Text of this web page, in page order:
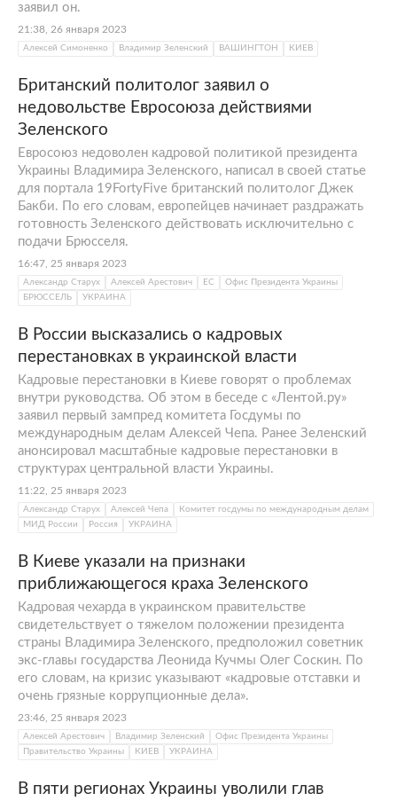
заявил он.
21:38, 26 января 2023
Алексей Симоненко Владимир Зеленский ВАШИНГТОН КИЕВ
Британский политолог заявил о
недовольстве Евросоюза действиями
Зеленского
Евросоюз недоволен кадровой политикой президента
Украины Владимира Зеленского, написал в своей статье
для портала 19FortyFive британский политолог Джек
Бакби. По его словам, европейцев начинает раздражать
готовность Зеленского действовать исключительно с
подачи Брюсселя.
16:47, 25 января 2023
Александр Старух Алексей Арестович ЕС
Офис Президента Украины
БРЮССЕЛЬ
УКРАИНА
В России высказались о кадровых
перестановках в украинской власти
Кадровые перестановки в Киеве говорят о проблемах
внутри руководства. Об этом в беседе с «Лентой.ру»
заявил первый зампред комитета Госдумы по
международным делам Алексей Чепа. Ранее Зеленский
анонсировал масштабные кадровые перестановки в
структурах центральной власти Украины.
11:22, 25 января 2023
Александр Старух Алексей Чепа
Комитет госдумы по международным делам
МИД России
Россия УКРАИНА
В Киеве указали на признаки
приближающегося краха Зеленского
Кадровая чехарда в украинском правительстве
свидетельствует о тяжелом положении президента
страны Владимира Зеленского, предположил советник
экс-главы государства Леонида Кучмы Олег Соскин. По
его словам, на кризис указывают «кадровые отставки и
очень грязные коррупционные дела».
23:46, 25 января 2023
Алексей Арестович Владимир Зеленский
Офис Президента Украины
Правительство Украины
КИЕВ УКРАИНА
В пяти регионах Украины уволили глав